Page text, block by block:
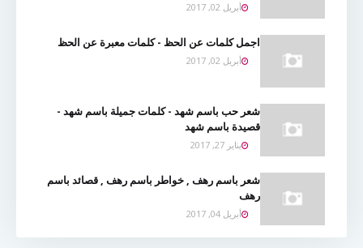
أبريل 02, 2017
اجمل كلمات عن الحظ - كلمات معبرة عن الحظ
أبريل 02, 2017
شعر حب باسم شهد - كلمات جميلة باسم شهد -
قصيدة باسم شهد
يناير 27, 2017
شعر باسم رهف , خواطر باسم رهف , قصائد باسم
رهف
أبريل 04, 2017